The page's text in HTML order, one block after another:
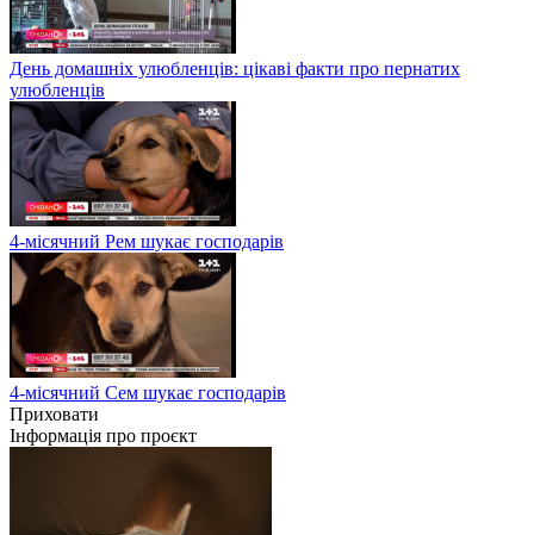
День домашніх улюбленців: цікаві факти про пернатих
улюбленців
4-місячний Рем шукає господарів
4-місячний Сем шукає господарів
Приховати
Інформація про проєкт